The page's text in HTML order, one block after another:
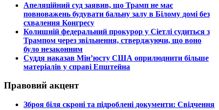
​Апеляційний суд заявив, що Трамп не має
повноважень будувати бальну залу в Білому домі без
схвалення Конгресу
​Колишній федеральний прокурор у Сіетлі судиться з
Трампом через звільнення, стверджуючи, що воно
було незаконним
​Суддя наказав Мін’юсту США оприлюднити більше
матеріалів у справі Епштейна
Правовий акцент
​Зброя біля скроні та підроблені документи: Свідчення